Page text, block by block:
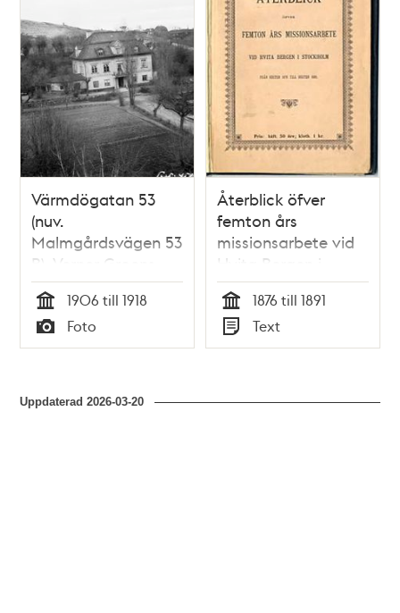
Värmdögatan 53
(nuv.
Malmgårdsvägen 53
B). Verner Groens
malmgård, från 1879
Elsa Borgs
skyddshem för
flickor
Tid
1906 till 1918
Typ
Foto
Återblick öfver
femton års
missionsarbete vid
Hvita Bergen i
Stockholm : från
hösten 1876 till
hösten 1891 / [Elsa
Borg]
Tid
1876 till 1891
Typ
Text
Uppdaterad2026-03-20